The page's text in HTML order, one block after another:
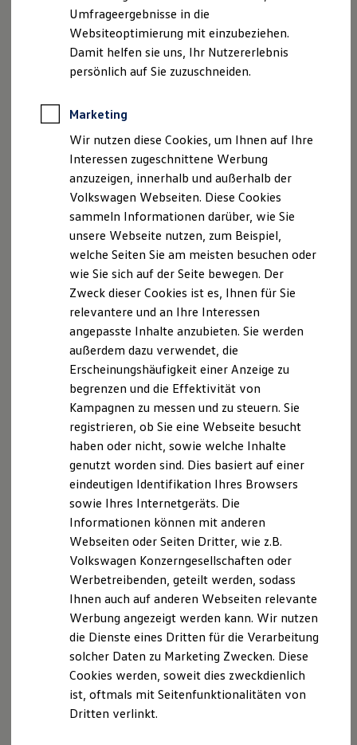
Elektroautos
ID. Tutorials
Elektrofahrzeugkonzepte
ID. EVERY1
Reichweite
Rekuperation
Laden unterwegs
Laden Zuhause
Ladestationen finden
Ladezeitensimulator
Batterie
Sicherheit
Nachhaltigkeit
Technologie
Kosten und Kauf
Kaufoptionen
E-Auto-Förderung
Software und Konnektivität
Die ID. Software 6
ID. Software Versionen und Updates
Digitale Extras
Schnittstellen zu Ihrem ID.
Hybridautos
Marke und Erlebnis
Volkswagen R und R Experience
R-Modelle
R Experience
Driving Experience
Volkswagen entdecken
Werkbesichtigung
Lifestyle Shop
T-Roc Kollektion
Golf Kollektion
ID. Kollektion
Volkswagen Kollektion
R-Kollektion
GTI Kollektion
Fußball Drop
we drive football
#wedriveproud
Besitzer und Service
Software Updates
Service und Ersatzteile
Geschäftsführer: Sebastian Bach, Volker Link
USt.-ID: DE812476920
Handelsregister: Amtsgericht Limburg, HRB 3060
Tätigkeitsart: Gebundener Versicherungsvertreter
nach § 34d Abs. 4 GewO
Zuständige Behörde
Industrie- und Handelskammer Limburg
Walderdorffstr. 7, 65549 Limburg
Hessen
Deutschland
Telefon 06431/210-0
Telefax 06431/210-205
Webseitehttp://www.ihk-limburg.de
Hinweis gemäß § 36
Verbraucherstreitbeilegungsgesetz (VSBG)
Wir sind zur Teilnahme an einem
Streitbeilegungsverfahren vor einer
Verbraucherschlichtungsstelle weder bereit noch dazu
verpflichtet.
Verbraucherinformation gemäß Verordnung (EU) Nr.
524/2013
Verantwortlicher im Sinne der Datenschutz-
Grundverordnung, sonstiger in den Mitgliedstaaten
der Europäischen Union geltenden
Datenschutzgesetze und anderer Bestimmungen mit
datenschutzrechtlichem Charakter ist die:
Auto Bach GmbH
Urseler Straße 61
61348 Bad Homburg
E-Mail:datenschutz@autobach.de
Umfrageergebnisse in die
Websiteoptimierung mit einzubeziehen.
Damit helfen sie uns, Ihr Nutzererlebnis
persönlich auf Sie zuzuschneiden.
Marketing
Wir nutzen diese Cookies, um Ihnen auf Ihre
Interessen zugeschnittene Werbung
anzuzeigen, innerhalb und außerhalb der
Volkswagen Webseiten. Diese Cookies
sammeln Informationen darüber, wie Sie
unsere Webseite nutzen, zum Beispiel,
welche Seiten Sie am meisten besuchen oder
wie Sie sich auf der Seite bewegen. Der
Zweck dieser Cookies ist es, Ihnen für Sie
relevantere und an Ihre Interessen
angepasste Inhalte anzubieten. Sie werden
außerdem dazu verwendet, die
Erscheinungshäufigkeit einer Anzeige zu
begrenzen und die Effektivität von
Kampagnen zu messen und zu steuern. Sie
registrieren, ob Sie eine Webseite besucht
haben oder nicht, sowie welche Inhalte
genutzt worden sind. Dies basiert auf einer
eindeutigen Identifikation Ihres Browsers
sowie Ihres Internetgeräts. Die
Informationen können mit anderen
Webseiten oder Seiten Dritter, wie z.B.
Volkswagen Konzerngesellschaften oder
Werbetreibenden, geteilt werden, sodass
Ihnen auch auf anderen Webseiten relevante
Werbung angezeigt werden kann. Wir nutzen
die Dienste eines Dritten für die Verarbeitung
solcher Daten zu Marketing Zwecken. Diese
Cookies werden, soweit dies zweckdienlich
ist, oftmals mit Seitenfunktionalitäten von
Dritten verlinkt.